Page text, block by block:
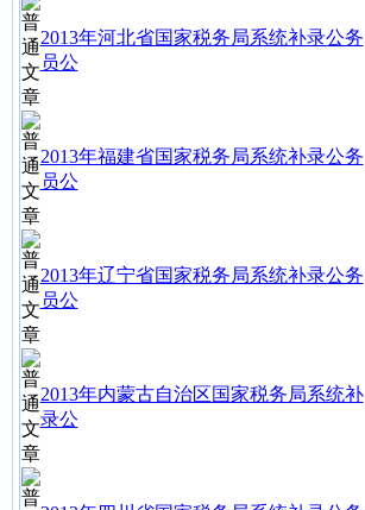
2013年河北省国家税务局系统补录公务
员公
2013年福建省国家税务局系统补录公务
员公
2013年辽宁省国家税务局系统补录公务
员公
2013年内蒙古自治区国家税务局系统补
录公